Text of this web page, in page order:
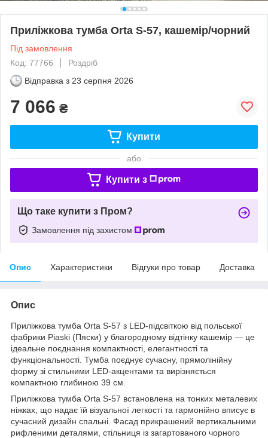
Приліжкова тумба Orta S-57, кашемір/чорний
Під замовлення
Код: 77766
Роздріб
Відправка з 23 серпня 2026
7 066 ₴
Купити
або
Купити з
Що таке купити з Пром?
Замовлення під захистом
Опис Характеристики Відгуки про товар Доставка
Опис
Приліжкова тумба Orta S-57 з LED-підсвіткою від польської
фабрики Piaski (Пяски) у благородному відтінку кашемір — це
ідеальне поєднання компактності, елегантності та
функціональності. Тумба поєднує сучасну, прямолінійну
форму зі стильними LED-акцентами та вирізняється
компактною глибиною 39 см.
Приліжкова тумба Orta S-57 встановлена на тонких металевих
ніжках, що надає їй візуальної легкості та гармонійно вписує в
сучасний дизайн спальні. Фасад прикрашений вертикальними
рифленими деталями, стільниця із загартованого чорного